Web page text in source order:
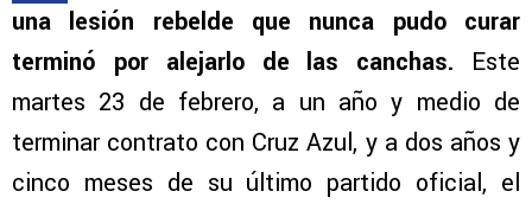
una lesión rebelde que nunca pudo curar
terminó por alejarlo de las canchas. Este
martes 23 de febrero, a un año y medio de
terminar contrato con Cruz Azul, y a dos años y
cinco meses de su último partido oficial, el